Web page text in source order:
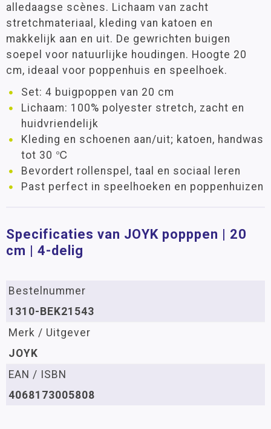
alledaagse scènes. Lichaam van zacht
stretchmateriaal, kleding van katoen en
makkelijk aan en uit. De gewrichten buigen
soepel voor natuurlijke houdingen. Hoogte 20
cm, ideaal voor poppenhuis en speelhoek.
Set: 4 buigpoppen van 20 cm
Lichaam: 100% polyester stretch, zacht en
huidvriendelijk
Kleding en schoenen aan/uit; katoen, handwas
tot 30 ℃
Bevordert rollenspel, taal en sociaal leren
Past perfect in speelhoeken en poppenhuizen
Specificaties van JOYK popppen | 20
cm | 4-delig
Bestelnummer
1310-BEK21543
Merk / Uitgever
JOYK
EAN / ISBN
4068173005808